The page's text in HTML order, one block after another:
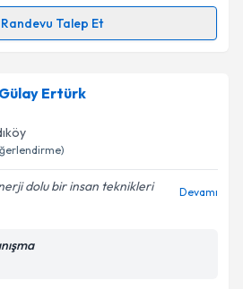
Talebini Gönder
Randevu Talep Et
Talebi
Gökduman
bu uzmandan randevu almanız
e-posta ile
işlenmesine ilişkin
Ertürk
dolu bir insan teknikleri
Devamı